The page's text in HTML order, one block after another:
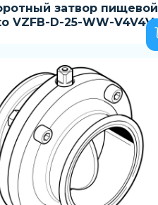
затвор пищевой
VZFB-D-25-WW-V4V4V